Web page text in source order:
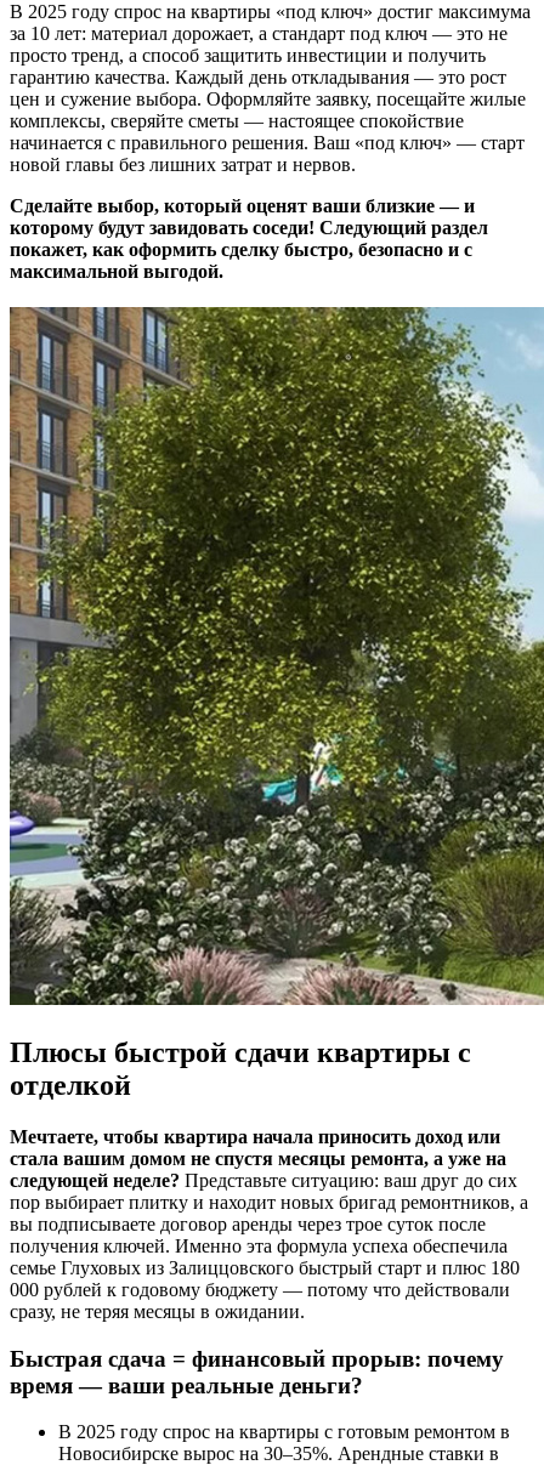
В 2025 году спрос на квартиры «под ключ» достиг максимума
за 10 лет: материал дорожает, а стандарт под ключ — это не
просто тренд, а способ защитить инвестиции и получить
гарантию качества. Каждый день откладывания — это рост
цен и сужение выбора. Оформляйте заявку, посещайте жилые
комплексы, сверяйте сметы — настоящее спокойствие
начинается с правильного решения. Ваш «под ключ» — старт
новой главы без лишних затрат и нервов.
Сделайте выбор, который оценят ваши близкие — и
которому будут завидовать соседи! Следующий раздел
покажет, как оформить сделку быстро, безопасно и с
максимальной выгодой.
Плюсы быстрой сдачи квартиры с
отделкой
Мечтаете, чтобы квартира начала приносить доход или
стала вашим домом не спустя месяцы ремонта, а уже на
следующей неделе? Представьте ситуацию: ваш друг до сих
пор выбирает плитку и находит новых бригад ремонтников, а
вы подписываете договор аренды через трое суток после
получения ключей. Именно эта формула успеха обеспечила
семье Глуховых из Залиццовского быстрый старт и плюс 180
000 рублей к годовому бюджету — потому что действовали
сразу, не теряя месяцы в ожидании.
Быстрая сдача = финансовый прорыв: почему
время — ваши реальные деньги?
В 2025 году спрос на квартиры с готовым ремонтом в
Новосибирске вырос на 30–35%. Арендные ставки в